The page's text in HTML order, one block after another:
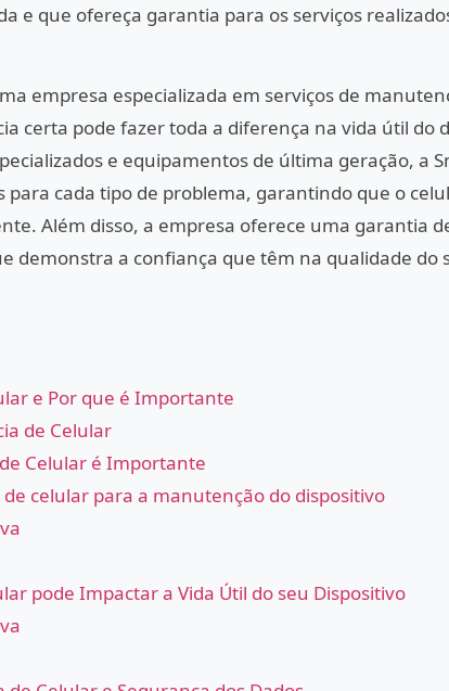
e que ofereça garantia para os serviços
empresa especializada em serviços de
certa pode fazer toda a diferença na vida útil do
e equipamentos de última geração, a
para cada tipo de problema, garantindo que o
Além disso, a empresa oferece uma garantia
demonstra a confiança que têm na qualidade do
e Por que é Importante
de Celular
Celular é Importante
celular para a manutenção do dispositivo
pode Impactar a Vida Útil do seu Dispositivo